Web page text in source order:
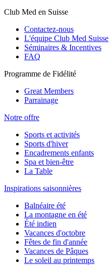
Club Med en Suisse
Contactez-nous
L'équipe Club Med Suisse
Séminaires & Incentives
FAQ
Programme de Fidélité
Great Members
Parrainage
Notre offre
Sports et activités
Sports d'hiver
Encadrements enfants
Spa et bien-être
La Table
Inspirations saisonnières
Balnéaire été
La montagne en été
Été indien
Vacances d'octobre
Fêtes de fin d'année
Vacances de Pâques
Le soleil au printemps